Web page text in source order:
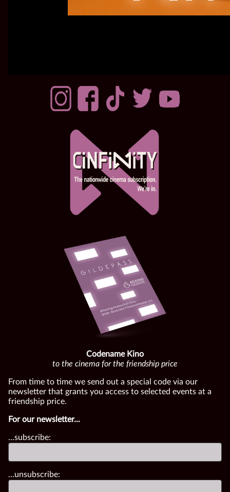
Codename Kino
to the cinema for the friendship price
From time to time we send out a special code via our
newsletter that grants you access to selected events at a
friendship price.
For our newsletter...
...subscribe:
...unsubscribe: